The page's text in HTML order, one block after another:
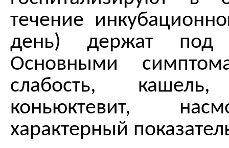
течение
день) держат под
Основными
слабость, кашель,
коньюктевит,
характерный